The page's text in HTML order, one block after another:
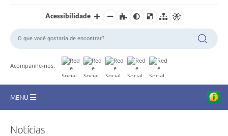
Acessibilidade
Acompanhe-nos:
MENU
CIDADE
Notícias